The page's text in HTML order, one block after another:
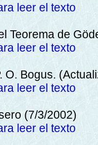
leer el texto
Teorema de
leer el texto
O. Bogus.
leer el texto
(7/3/2002)
leer el texto